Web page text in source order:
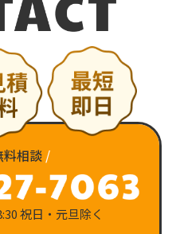
料相談 /
祝日・元旦除く